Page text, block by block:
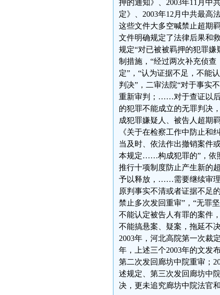
押的通知》、2003年11月中
定》、2003年12月中共最高
这些文件大多空喊禁止超期
文件明确规定了法律后果和
规定“对已被被羁押的犯罪
制措施，“经过两次补充侦
定”，“认为证据不足，不能
判决”，二审法院“对于事实
重新审判；……对于查证以后
的犯罪不能成立的无罪判决
成犯罪嫌疑人、被告人超期
《关于在检察工作中防止和
当及时、依法作出撤销案件
本规定……构成犯罪的”，依
推行十项制度防止产生新的
予以释放，……需要继续审
原判事实不清或者证据不足
禁止多次发回重审”，“无罪
不能认定被告人有罪的案件
不能搞悬案、疑案，拖延不
2003年，河北高院第一次裁
年，上述三个2003年的文发
第二次发回廊坊中院重审；
述规定、第三次发回廊坊中
决，更未追究廊坊中院法官